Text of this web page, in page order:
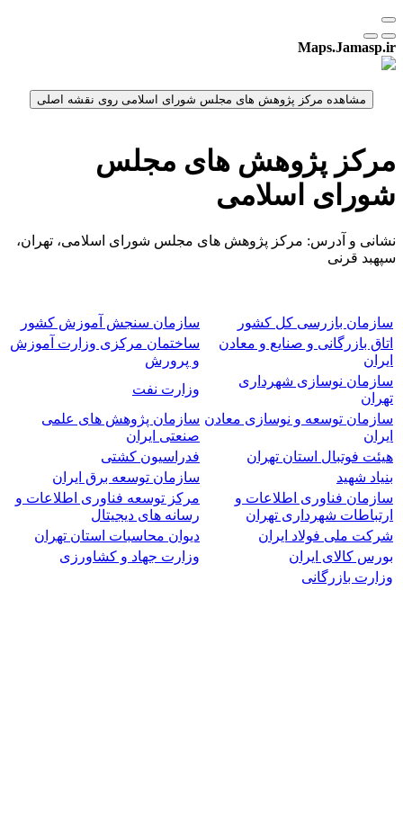
Maps.Jamasp.ir
مرکز پژوهش های مجلس
شورای اسلامی
نشانی و آدرس: مرکز پژوهش های مجلس شورای اسلامی، تهران،
سپهبد قرنی
سازمان بازرسی کل کشور
سازمان سنجش آموزش کشور
اتاق بازرگانی و صنایع و معادن
ایران
ساختمان مرکزی وزارت آموزش
و پرورش
سازمان نوسازی شهرداری
تهران
وزارت نفت
سازمان توسعه و نوسازی معادن
ایران
سازمان پژوهش های علمی
صنعتی ایران
هیئت فوتبال استان تهران
فدراسیون کشتی
بنیاد شهید
سازمان توسعه برق ایران
سازمان فناوری اطلاعات و
ارتباطات شهرداری تهران
مرکز توسعه فناوری اطلاعات و
رسانه های دیجیتال
شرکت ملی فولاد ایران
دیوان محاسبات استان تهران
بورس کالای ایران
وزارت جهاد و کشاورزی
وزارت بازرگانی